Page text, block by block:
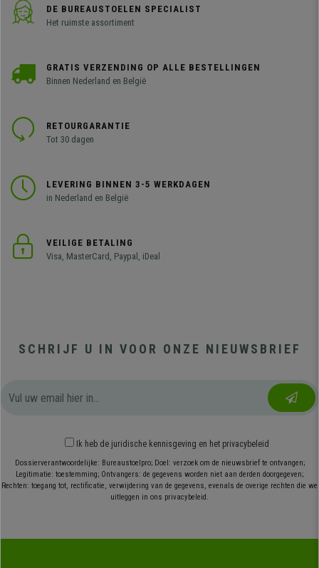
DE BUREAUSTOELEN SPECIALIST
Het ruimste assortiment
GRATIS VERZENDING OP ALLE BESTELLINGEN
Binnen Nederland en België
RETOURGARANTIE
Tot 30 dagen
LEVERING BINNEN 3-5 WERKDAGEN
in Nederland en België
VEILIGE BETALING
Visa, MasterCard, Paypal, iDeal
SCHRIJF U IN VOOR ONZE NIEUWSBRIEF
Ik heb de juridische kennisgeving en het privacybeleid
Dossierverantwoordelijke: Bureaustoelpro; Doel: verzoek om de nieuwsbrief te ontvangen;
Legitimatie: toestemming; Ontvangers: de gegevens worden niet aan derden doorgegeven;
Rechten: toegang tot, rectificatie, verwijdering van de gegevens, evenals de overige rechten die we
uitleggen in ons privacybeleid.